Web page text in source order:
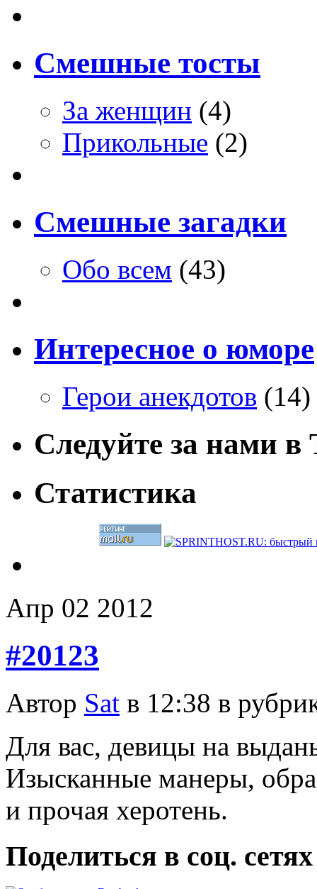
Смешные тосты
За женщин (4)
Прикольные (2)
Смешные загадки
Обо всем (43)
Интересное о юморе
Герои анекдотов (14)
Следуйте за нами
Статистика
Апр 02 2012
#20123
Автор Sat в 12:38 в
Для вас, девицы на
Изысканные манеры,
и прочая херотень.
Поделиться в соц. сетях